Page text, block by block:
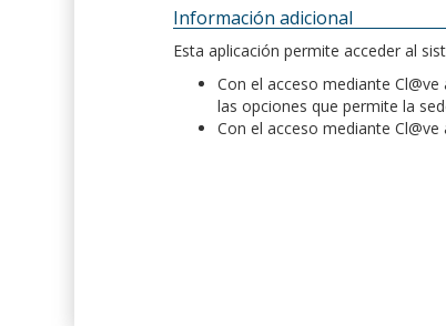
Información adicional
Esta aplicación permite acceder al
Con el acceso mediante
las opciones que permite la
Con el acceso mediante